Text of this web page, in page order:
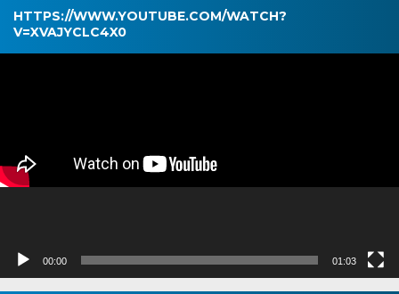
HTTPS://WWW.YOUTUBE.COM/WATCH?
V=XVAJYCLC4X0
Pemutar
00:00 01:03